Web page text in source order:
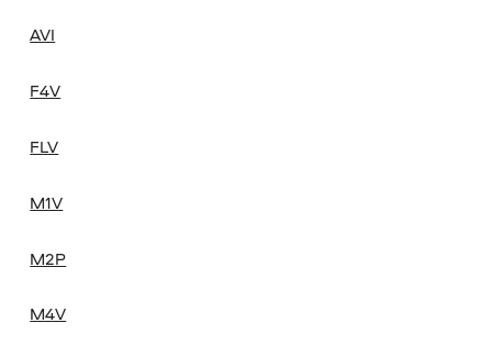
AVI
F4V
FLV
M1V
M2P
M4V